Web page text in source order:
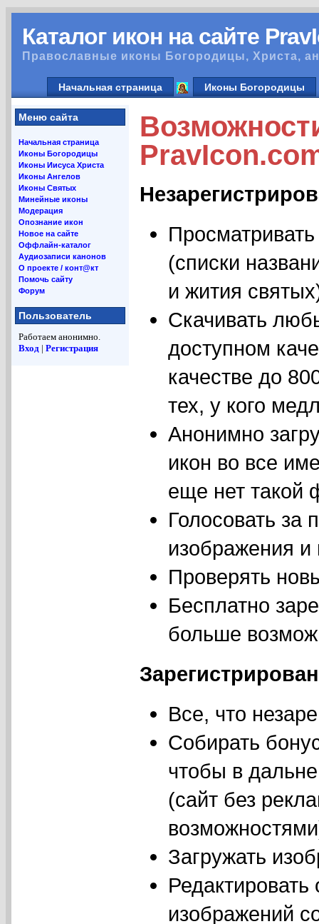
Каталог икон на сайте
Православные иконы Богородицы, Христа,
Начальная страница Иконы Богородицы
Меню сайта
Начальная страница
Иконы Богородицы
Иконы Иисуса Христа
Иконы Ангелов
Иконы Святых
Минейные иконы
Модерация
Опознание икон
Новое на сайте
Оффлайн-каталог
Аудиозаписи канонов
О проекте / конт@кт
Помочь сайту
Форум
Пользователь
Работаем анонимно.
Вход | Регистрация
(списки
и жития
Скачивать
доступном
качестве до
тех, у кого
Анонимно
икон во все
еще нет такой
Голосовать за
изображения и
Проверять
Бесплатно
больше
Все, что
Собирать
чтобы в
(сайт без
Загружать
изображений